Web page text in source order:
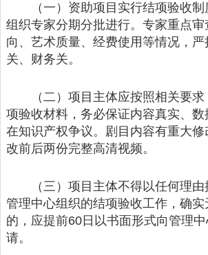
（一）资助项目实行结项验收
组织专家分期分批进行。专家重点
向、艺术质量、经费使用等情况，
关、财务关。
（二）项目主体应按照相关要
项验收材料，务必保证内容真实、
在知识产权争议。剧目内容有重大
改前后两份完整高清视频。
（三）项目主体不得以任何理
管理中心组织的结项验收工作，确实
的，应提前60日以书面形式向管理
请。